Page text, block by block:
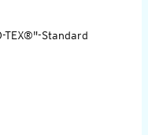
TEX®"-Standard